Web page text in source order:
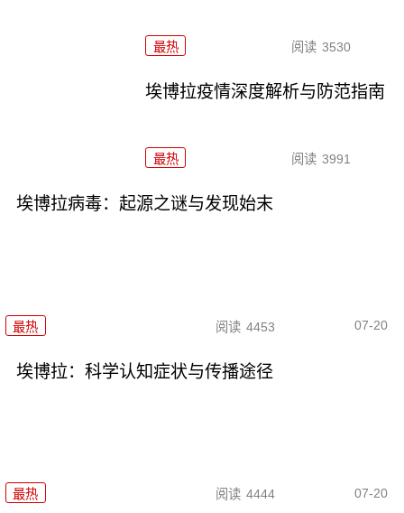
最热 阅读 3530
埃博拉疫情深度解析与防范指南
最热 阅读 3991
埃博拉病毒：起源之谜与发现始末
最热 阅读 4453 07-20
埃博拉：科学认知症状与传播途径
最热 阅读 4444 07-20